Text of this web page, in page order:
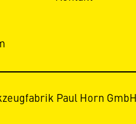
Paul Horn GmbH